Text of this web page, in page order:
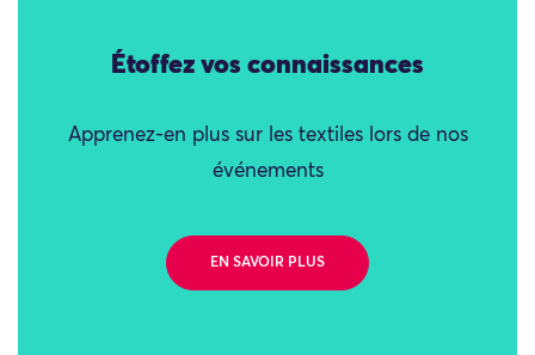
Étoffez vos connaissances
Apprenez-en plus sur les textiles lors de nos
événements
EN SAVOIR PLUS